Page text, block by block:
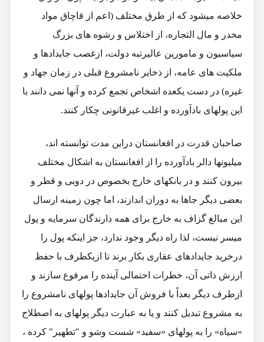
خلاصه میشود که از طرق مختلف (اعم از قاچاق مواد
مخدر و مال التجاره، از اختلاس و رشوه های بزرگ
سیاسیون و مامورین عالیرتبه دولت، ازغصب جایدادها و
ملکیت های عامه، از ذخایر نامشروع قبلی در زمان جهاد و
غیره) در دست یکعده اشخاص تجمع کرده و آنها نمی دانند با
این پولهای بادآورده و اغلب غیرقانونی چکار کنند.
صاحبان قدرت در افغانستان دراین مدت توانسته اند،
میلیونها دالر بادآورده را از افغانستان به اشکال مختلف
بیرون کنند و در بانکهای خارج بخصوص در دوبی و قطر و
بعضی دیگر جاها به دوران اندازند، اما چون زمینه ارسال
این مبالغ گزاف به خارج برای همه دارندگان سرمایه و پول
میسر نیست، لذا راه دیگر وجود ندارد، جز اینکه پول را
درخرید جایدادهای عقاری بکار برند تا ازیکطرف با حفظ
ارزش ذاتی آن، خطرات احتمالی آینده را مرفوع سازند و
ازطرف دیگر بعداً با فروش آن جایدادها پولهای نامشروع را
به مشروع تبدیل کنند و یا به عبارت دیگر پولهای به اصطلاح
«سیاه» را به پولهای «سفید» شست وشو و "تطهیر" کرده ،